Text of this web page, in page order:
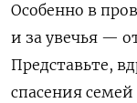
Особенно в
и за увечья —
Представьте,
спасения